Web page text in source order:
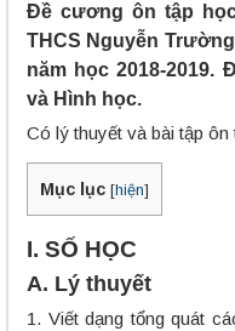
Đề cương ôn tập
THCS Nguyễn
năm học 2018-2019.
và Hình học.
Có lý thuyết và bài tập ôn
Mục lục [hiện]
I. SỐ HỌC
A. Lý thuyết
1. Viết dạng tổng quát